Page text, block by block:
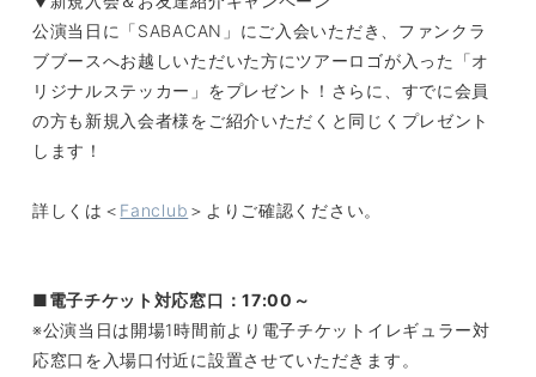
公演当日に「SABACAN」にご入会いただき、ファンクラ
ブブースへお越しいただいた方にツアーロゴが入った「オ
リジナルステッカー」をプレゼント！さらに、すでに会員
の方も新規入会者様をご紹介いただくと同じくプレゼント
します！
詳しくは＜ Fanclub ＞よりご確認ください。
■電子チケット対応窓口：17:00～
※公演当日は開場1時間前より電子チケットイレギュラー対
応窓口を入場口付近に設置させていただきます。